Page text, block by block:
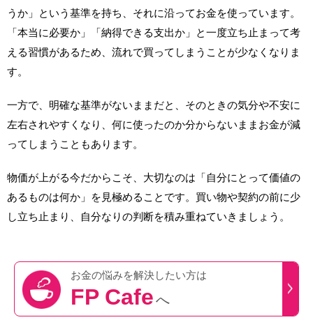
うか」という基準を持ち、それに沿ってお金を使っています。
「本当に必要か」「納得できる支出か」と一度立ち止まって考
える習慣があるため、流れで買ってしまうことが少なくなりま
す。
一方で、明確な基準がないままだと、そのときの気分や不安に
左右されやすくなり、何に使ったのか分からないままお金が減
ってしまうこともあります。
物価が上がる今だからこそ、大切なのは「自分にとって価値の
あるものは何か」を見極めることです。買い物や契約の前に少
し立ち止まり、自分なりの判断を積み重ねていきましょう。
お金の悩みを解決したい方は
FP Cafeへ